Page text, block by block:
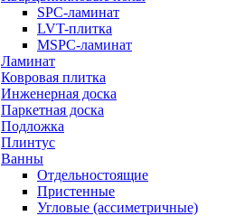
SPC-ламинат
LVT-плитка
MSPC-ламинат
Ламинат
Ковровая плитка
Инженерная доска
Паркетная доска
Подложка
Плинтус
Ванны
Отдельностоящие
Пристенные
Угловые (ассиметричные)